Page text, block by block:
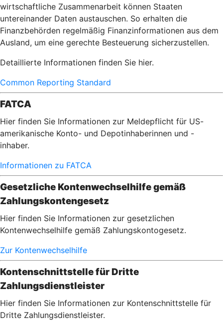
wirtschaftliche Zusammenarbeit können Staaten
untereinander Daten austauschen. So erhalten die
Finanzbehörden regelmäßig Finanzinformationen aus dem
Ausland, um eine gerechte Besteuerung sicherzustellen.
Detaillierte Informationen finden Sie hier.
Common Reporting Standard
FATCA
Hier finden Sie Informationen zur Meldepflicht für US-
amerikanische Konto- und Depotinhaberinnen und -
inhaber.
Informationen zu FATCA
Gesetzliche Kontenwechselhilfe gemäß
Zahlungskontengesetz
Hier finden Sie Informationen zur gesetzlichen
Kontenwechselhilfe gemäß Zahlungskontogesetz.
Zur Kontenwechselhilfe
Kontenschnittstelle für Dritte
Zahlungsdienstleister
Hier finden Sie Informationen zur Kontenschnittstelle für
Dritte Zahlungsdienstleister.